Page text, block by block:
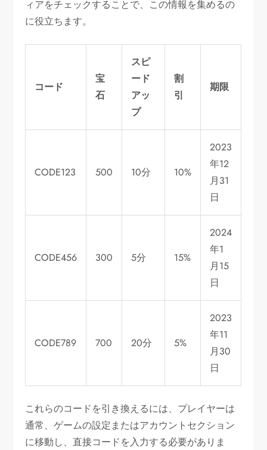
ィアをチェックすることで、この情報を集めるの
に役立ちます。
コード
宝
石
スピ
ード
アッ
プ
割
引
期限
CODE123 500 10分 10%
2023
年12
月31
日
CODE456 300 5分 15%
2024
年1
月15
日
CODE789 700 20分 5%
2023
年11
月30
日
これらのコードを引き換えるには、プレイヤーは
通常、ゲームの設定またはアカウントセクション
に移動し、直接コードを入力する必要がありま